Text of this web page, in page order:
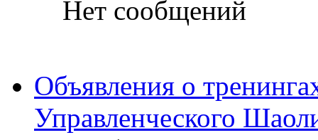
Нет сообщений
Объявления о
Управленческого